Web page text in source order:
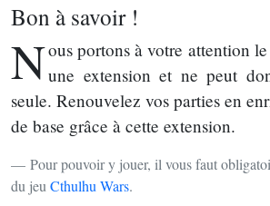
Bon à savoir !
Nous portons à votre attention
une extension et ne peut
seule. Renouvelez vos parties en
de base grâce à cette extension.
Pour pouvoir y jouer, il vous faut
du jeuCthulhu Wars.